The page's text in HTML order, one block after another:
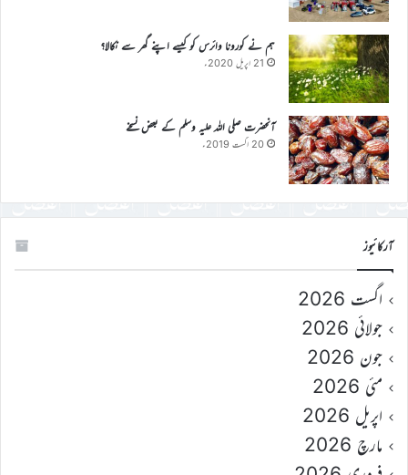
ہم نے کورونا وائرس کو کیسے اپنے گھر سے نکالا؟
21 اپریل 2020ء
آنحضرت صلی اللہ علیہ وسلم کے بعض نسخے
20 اگست 2019ء
آرکائیوز
اگست 2026
جولائی 2026
جون 2026
مئی 2026
اپریل 2026
مارچ 2026